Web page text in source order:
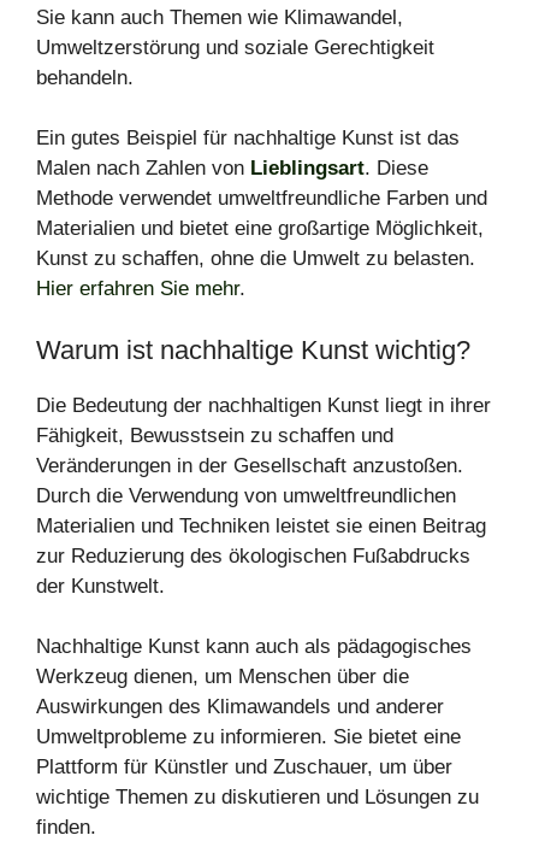
Sie kann auch Themen wie Klimawandel,
Umweltzerstörung und soziale Gerechtigkeit
behandeln.
Ein gutes Beispiel für nachhaltige Kunst ist das
Malen nach Zahlen von Lieblingsart. Diese
Methode verwendet umweltfreundliche Farben und
Materialien und bietet eine großartige Möglichkeit,
Kunst zu schaffen, ohne die Umwelt zu belasten.
Hier erfahren Sie mehr.
Warum ist nachhaltige Kunst wichtig?
Die Bedeutung der nachhaltigen Kunst liegt in ihrer
Fähigkeit, Bewusstsein zu schaffen und
Veränderungen in der Gesellschaft anzustoßen.
Durch die Verwendung von umweltfreundlichen
Materialien und Techniken leistet sie einen Beitrag
zur Reduzierung des ökologischen Fußabdrucks
der Kunstwelt.
Nachhaltige Kunst kann auch als pädagogisches
Werkzeug dienen, um Menschen über die
Auswirkungen des Klimawandels und anderer
Umweltprobleme zu informieren. Sie bietet eine
Plattform für Künstler und Zuschauer, um über
wichtige Themen zu diskutieren und Lösungen zu
finden.